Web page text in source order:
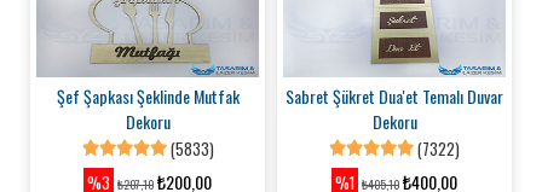
Şef Şapkası Şeklinde Mutfak
Dekoru
(5833)
%3 ₺207,10 ₺200,00
Sabret Şükret Dua'et Temalı Duvar
Dekoru
(7322)
%1 ₺405,10 ₺400,00